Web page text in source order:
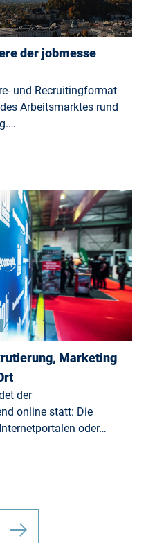
der jobmesse
und Recruitingformat
Arbeitsmarktes rund
Marketing
der
online statt: Die
oder…